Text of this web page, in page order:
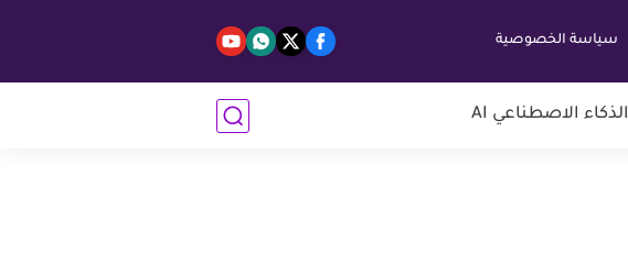
سياسة الخصوصية
الذكاء الاصطناعي AI